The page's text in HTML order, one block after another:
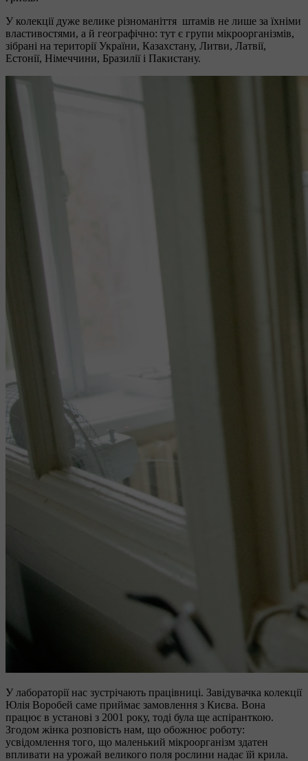
У колекції дуже велике різноманіття штамів не лише за їхніми
властивостями, а й географічно: тут є групи мікроорганізмів,
зібрані на території України, Казахстану, Литви, Латвії,
Естонії, Німеччини, Бразилії і Пакистану.
У лабораторії нас зустрічають працівниці. Завідувачка колекції
Юлія Воробей саме приймає замовлення з Києва. Вона
працює в установі з 2001 року, тоді була ще аспіранткою.
Згодом жінка розповість нам, що обожнює роботу:
усвідомлення того, що маленький мікроорганізм здатен
впливати на урожай великого поля рослини надає їй крила.